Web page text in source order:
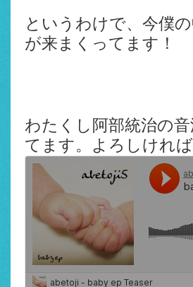
というわけで、今僕
が来まくってます！
わたくし阿部統治の
てます。よろしければ